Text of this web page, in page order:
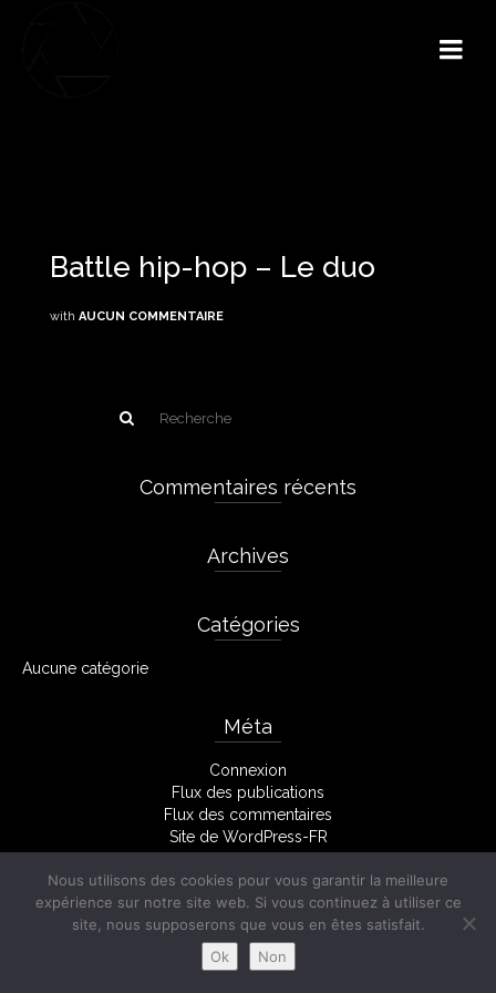
Battle hip-hop – Le duo
with AUCUN COMMENTAIRE
Commentaires récents
Archives
Catégories
Aucune catégorie
Méta
Connexion
Flux des publications
Flux des commentaires
Site de WordPress-FR
Facebook
Nous utilisons des cookies pour vous garantir la meilleure
expérience sur notre site web. Si vous continuez à utiliser ce
site, nous supposerons que vous en êtes satisfait.
Ok
Non